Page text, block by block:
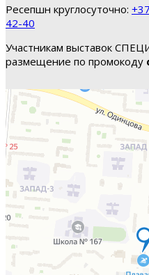
Ресепшн круглосуточно:
42-40
Участникам выставок
размещение по промокоду